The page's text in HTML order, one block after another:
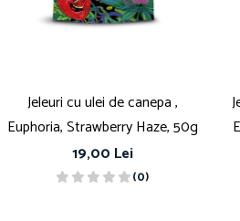
Jeleuri cu ulei de canepa ,
Euphoria, Strawberry Haze, 50g
19,00 Lei
(0)